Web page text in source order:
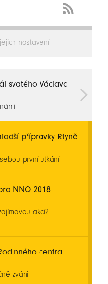
Feed
nastavení
svatého Václava
přípravky Rtyně
první utkání
NNO 2018
akci?
centra
zváni